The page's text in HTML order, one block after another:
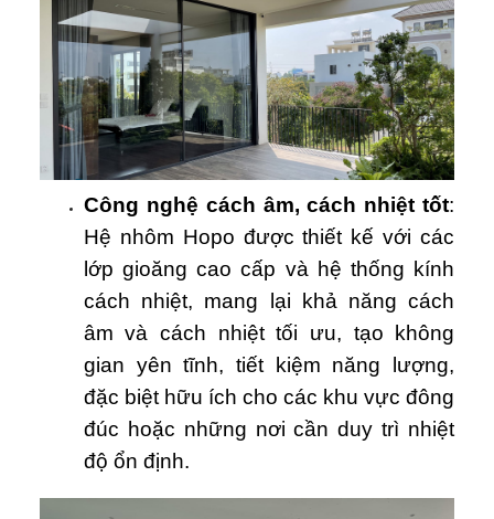
Công nghệ cách âm, cách nhiệt tốt:
Hệ nhôm Hopo được thiết kế với các
lớp gioăng cao cấp và hệ thống kính
cách nhiệt, mang lại khả năng cách
âm và cách nhiệt tối ưu, tạo không
gian yên tĩnh, tiết kiệm năng lượng,
đặc biệt hữu ích cho các khu vực đông
đúc hoặc những nơi cần duy trì nhiệt
độ ổn định.